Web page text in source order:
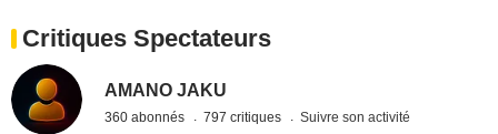
Critiques Spectateurs
AMANO JAKU
360 abonnés 797 critiques Suivre son activité